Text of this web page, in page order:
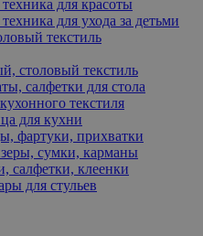
для красоты
для ухода за детьми
текстиль
столовый текстиль
салфетки для стола
текстиля
для кухни
фартуки, прихватки
сумки, карманы
салфетки, клеенки
для стульев